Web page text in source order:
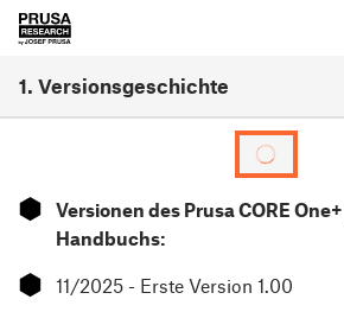
1. Versionsgeschichte
⬢
Versionen des Prusa CORE
Handbuchs:
⬢ 11/2025 - Erste Version 1.00